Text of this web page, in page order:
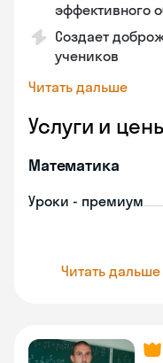
эффективного
Создает
учеников
Читать дальше
Услуги и
Математика
Уроки - премиум
Читать дальше